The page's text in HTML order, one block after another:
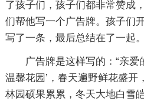
了孩子们，孩子们都非常赞成
们帮他写一个广告牌。孩子们
写了一条，最后总结在了一起。
广告牌是这样写的：“亲爱
温馨花园’，春天遍野鲜花盛开
林园硕果累累，冬天大地白雪